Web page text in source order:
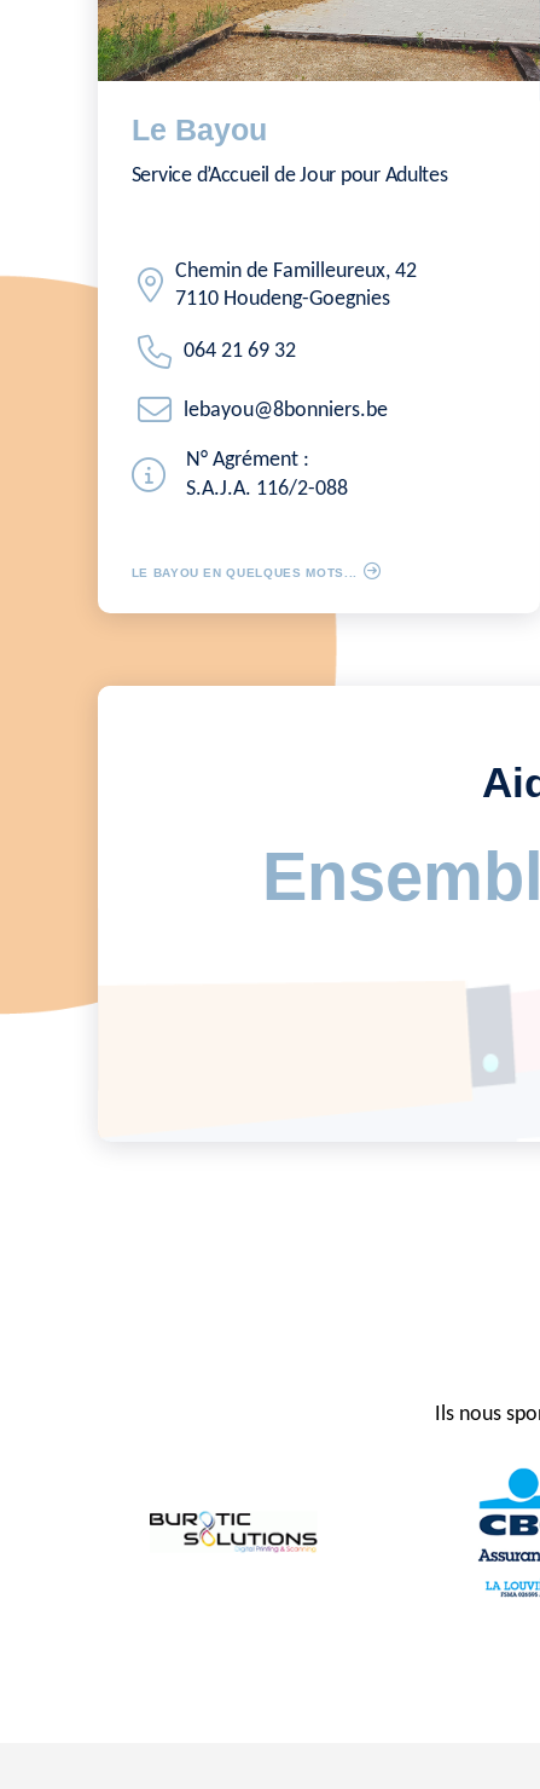
Le Bayou
Service d’Accueil de Jour pour Adultes
Chemin de Familleureux, 42
7110 Houdeng-Goegnies
064 21 69 32
lebayou@8bonniers.be
N° Agrément :
S.A.J.A. 116/2-088
LE BAYOU EN QUELQUES MOTS...
Ils nous